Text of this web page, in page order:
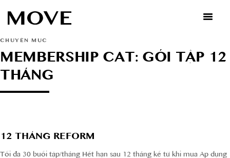
CHUYÊN MỤC
MEMBERSHIP CAT: GÓI TẬP 12
THÁNG
12 THÁNG REFORM